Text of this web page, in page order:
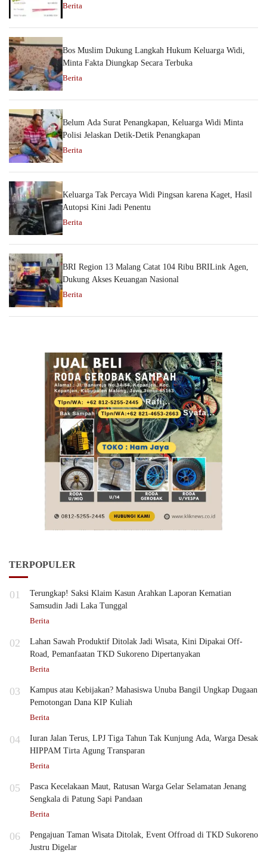
Berita
Bos Muslim Dukung Langkah Hukum Keluarga Widi,
Minta Fakta Diungkap Secara Terbuka
Berita
Belum Ada Surat Penangkapan, Keluarga Widi Minta
Polisi Jelaskan Detik-Detik Penangkapan
Berita
Keluarga Tak Percaya Widi Pingsan karena Kaget, Hasil
Autopsi Kini Jadi Penentu
Berita
BRI Region 13 Malang Catat 104 Ribu BRILink Agen,
Dukung Akses Keuangan Nasional
Berita
TERPOPULER
01
Terungkap! Saksi Klaim Kasun Arahkan Laporan Kematian
Samsudin Jadi Laka Tunggal
Berita
02
Lahan Sawah Produktif Ditolak Jadi Wisata, Kini Dipakai Off-
Road, Pemanfaatan TKD Sukoreno Dipertanyakan
Berita
03
Kampus atau Kebijakan? Mahasiswa Unuba Bangil Ungkap Dugaan
Pemotongan Dana KIP Kuliah
Berita
04
Iuran Jalan Terus, LPJ Tiga Tahun Tak Kunjung Ada, Warga Desak
HIPPAM Tirta Agung Transparan
Berita
05
Pasca Kecelakaan Maut, Ratusan Warga Gelar Selamatan Jenang
Sengkala di Patung Sapi Pandaan
Berita
06
Pengajuan Taman Wisata Ditolak, Event Offroad di TKD Sukoreno
Justru Digelar